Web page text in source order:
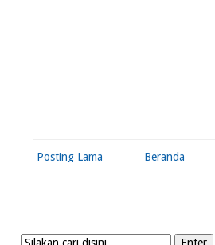
Posting Lama Beranda